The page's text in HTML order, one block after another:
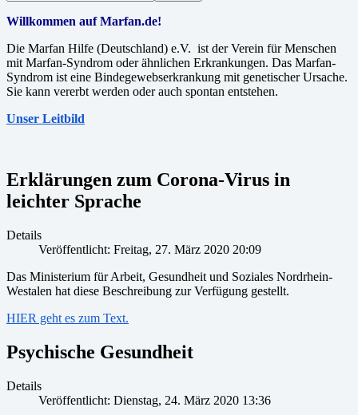
Willkommen auf Marfan.de!
Die Marfan Hilfe (Deutschland) e.V. ist der Verein für Menschen
mit Marfan-Syndrom oder ähnlichen Erkrankungen. Das Marfan-
Syndrom ist eine Bindegewebserkrankung mit genetischer Ursache.
Sie kann vererbt werden oder auch spontan entstehen.
Unser Leitbild
Erklärungen zum Corona-Virus in
leichter Sprache
Details
Veröffentlicht: Freitag, 27. März 2020 20:09
Das Ministerium für Arbeit, Gesundheit und Soziales Nordrhein-
Westalen hat diese Beschreibung zur Verfügung gestellt.
HIER geht es zum Text.
Psychische Gesundheit
Details
Veröffentlicht: Dienstag, 24. März 2020 13:36